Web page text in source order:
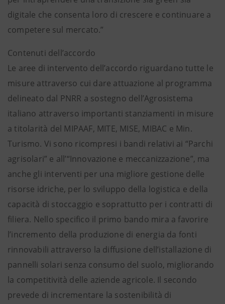
digitale che consenta loro di crescere e continuare a
competere sul mercato.”
Contenuti dell’accordo
Le aree di intervento dell’accordo riguardano tutte le
misure attraverso cui dare attuazione al programma
delineato dal PNRR a sostegno dell’Agrosistema
italiano attraverso importanti stanziamenti in misure
a titolarità del MIPAAF, MITE, MISE, MIBAC e Min.
Turismo. Vi sono ricompresi i bandi relativi ai “Parchi
agrisolari” e all’“Innovazione e meccanizzazione”, ma
anche gli interventi per una migliore gestione delle
risorse idriche, per lo sviluppo della logistica e della
capacità di stoccaggio e soprattutto per i contratti di
filiera. Nello specifico il primo bando mira a favorire
l’incremento della produzione di energia da fonti
rinnovabili attraverso la diffusione dell’istallazione di
pannelli solari senza consumo del suolo, migliorando
la competitività delle aziende agricole. Il secondo
prevede di incrementare la sostenibilità di